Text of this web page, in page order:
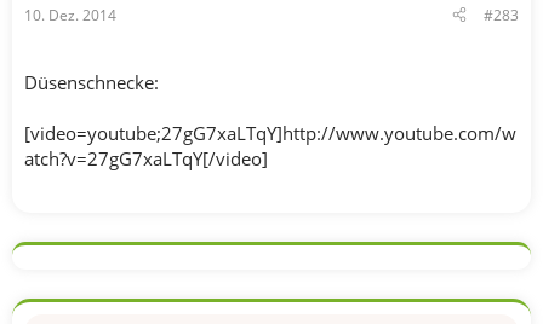
10. Dez. 2014 #283
Düsenschnecke:
[video=youtube;27gG7xaLTqY]http://www.youtube.com/w
atch?v=27gG7xaLTqY[/video]